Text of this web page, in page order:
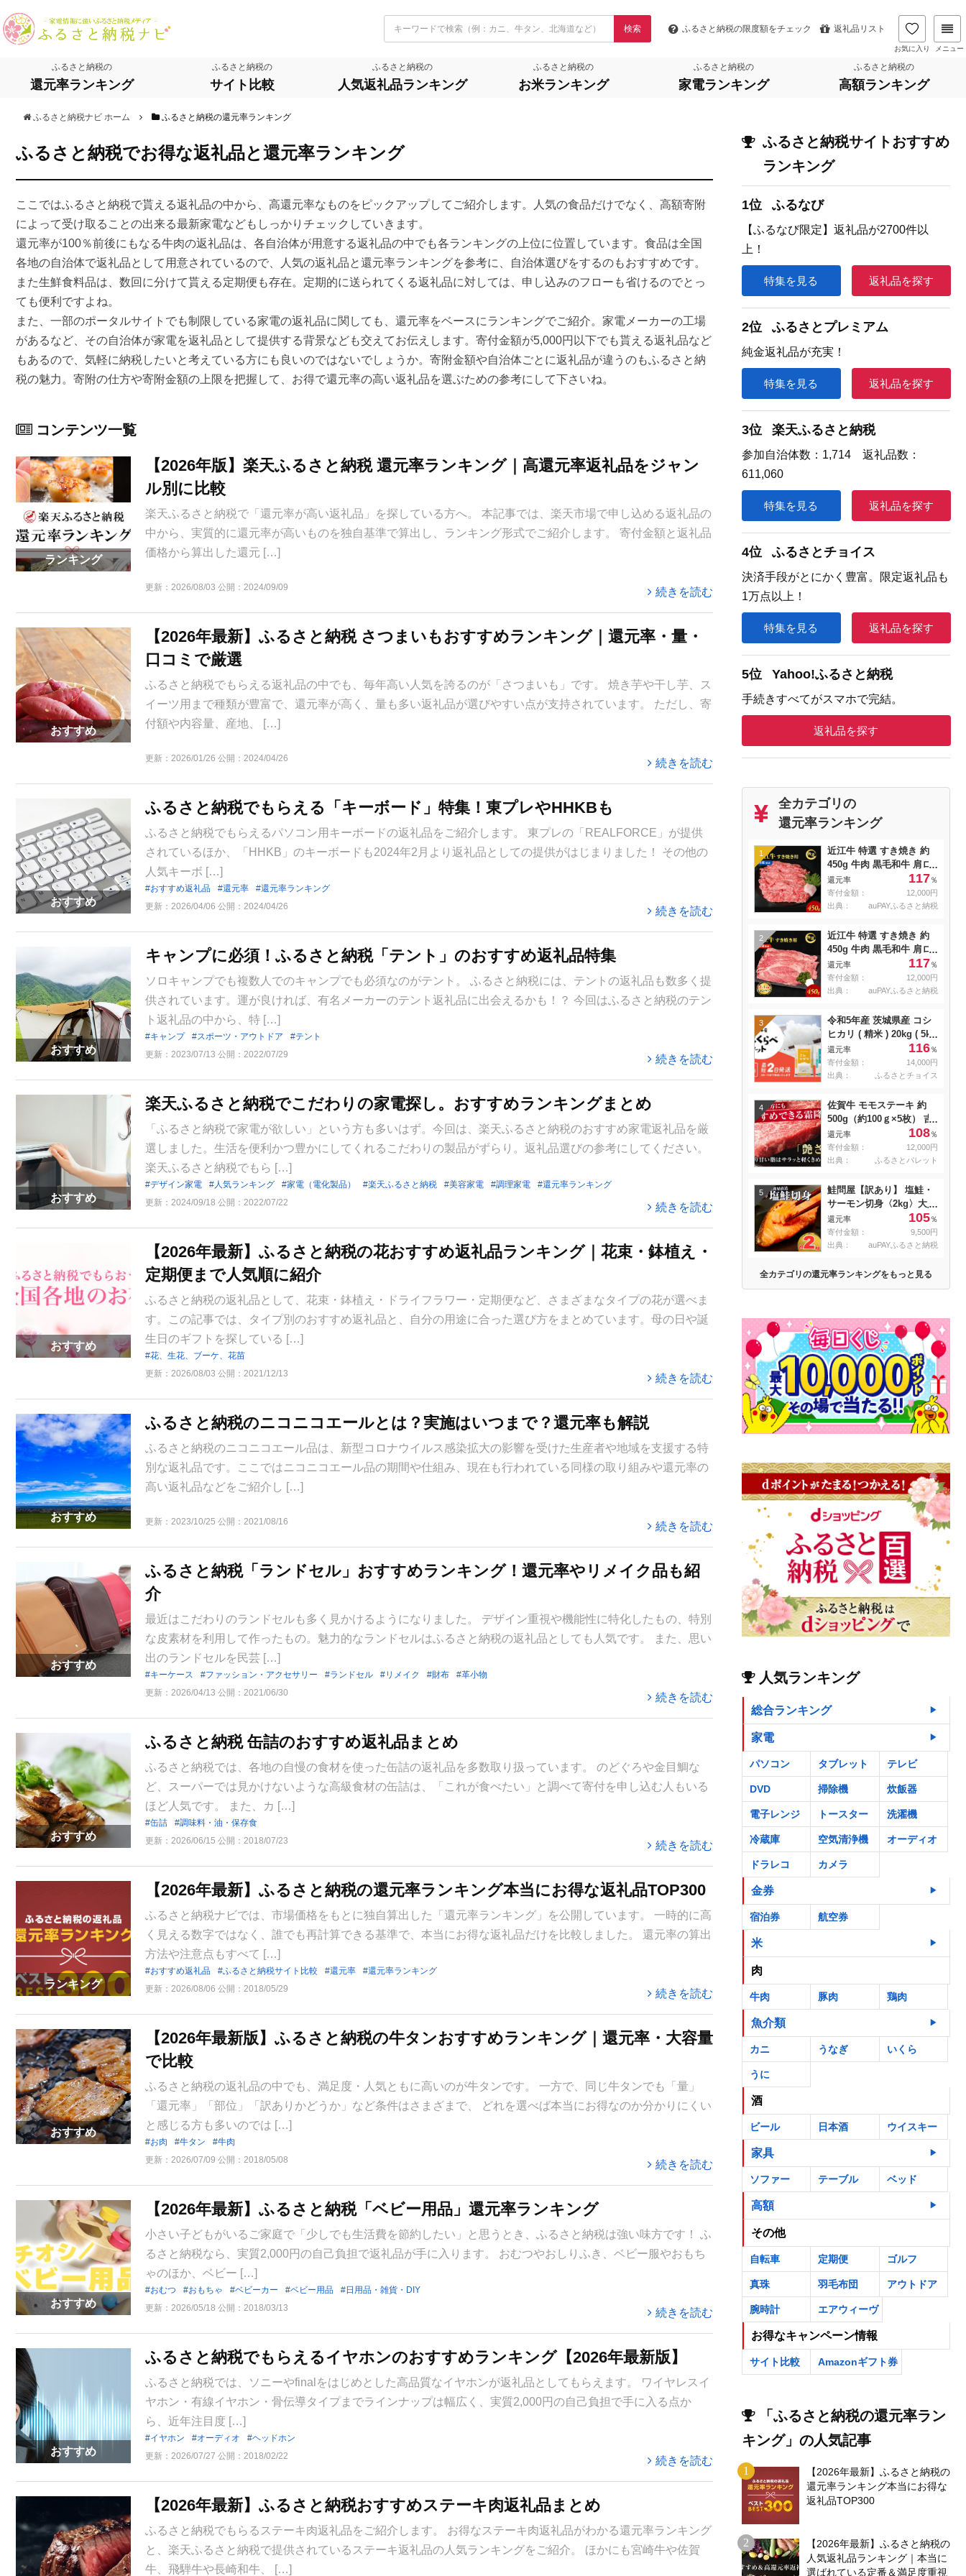
検索 ふるさと納税の限度額をチェック 返礼品リスト
お気に入り メニュー
ふるさと納税の
還元率ランキング
ふるさと納税の
サイト比較
ふるさと納税の
人気返礼品ランキング
ふるさと納税の
お米ランキング
ふるさと納税の
家電ランキング
ふるさと納税の
高額ランキング
ふるさと納税ナビ ホーム ふるさと納税の還元率ランキング
ふるさと納税でお得な返礼品と還元率ランキング
ここではふるさと納税で貰える返礼品の中から、高還元率なものをピックアップしてご紹介します。人気の食品だけでなく、高額寄附
によって受け取ることの出来る最新家電などもしっかりチェックしていきます。
還元率が100％前後にもなる牛肉の返礼品は、各自治体が用意する返礼品の中でも各ランキングの上位に位置しています。食品は全国
各地の自治体で返礼品として用意されているので、人気の返礼品と還元率ランキングを参考に、自治体選びをするのもおすすめです。
また生鮮食料品は、数回に分けて貰える定期便も存在。定期的に送られてくる返礼品に対しては、申し込みのフローも省けるのでとっ
ても便利ですよね。
また、一部のポータルサイトでも制限している家電の返礼品に関しても、還元率をベースにランキングでご紹介。家電メーカーの工場
があるなど、その自治体が家電を返礼品として提供する背景なども交えてお伝えします。寄付金額が5,000円以下でも貰える返礼品など
もあるので、気軽に納税したいと考えている方にも良いのではないでしょうか。寄附金額や自治体ごとに返礼品が違うのもふるさと納
税の魅力。寄附の仕方や寄附金額の上限を把握して、お得で還元率の高い返礼品を選ぶための参考にして下さいね。
コンテンツ一覧
【2026年版】楽天ふるさと納税 還元率ランキング｜高還元率返礼品をジャン
ル別に比較
楽天ふるさと納税で「還元率が高い返礼品」を探している方へ。 本記事では、楽天市場で申し込める返礼品の
中から、実質的に還元率が高いものを独自基準で算出し、ランキング形式でご紹介します。 寄付金額と返礼品
価格から算出した還元 […]
更新： 2026/08/03 公開： 2024/09/09 続きを読む
ランキング
【2026年最新】ふるさと納税 さつまいもおすすめランキング｜還元率・量・
口コミで厳選
ふるさと納税でもらえる返礼品の中でも、毎年高い人気を誇るのが「さつまいも」です。 焼き芋や干し芋、ス
イーツ用まで種類が豊富で、還元率が高く、量も多い返礼品が選びやすい点が支持されています。 ただし、寄
付額や内容量、産地、 […]
更新： 2026/01/26 公開： 2024/04/26 続きを読む
おすすめ
ふるさと納税でもらえる「キーボード」特集！東プレやHHKBも
ふるさと納税でもらえるパソコン用キーボードの返礼品をご紹介します。 東プレの「REALFORCE」が提供
されているほか、「HHKB」のキーボードも2024年2月より返礼品としての提供がはじまりました！ その他の
人気キーボ […]
おすすめ返礼品 還元率
還元率ランキング
更新： 2026/04/06 公開： 2024/04/26 続きを読む
おすすめ
キャンプに必須！ふるさと納税「テント」のおすすめ返礼品特集
ソロキャンプでも複数人でのキャンプでも必須なのがテント。 ふるさと納税には、テントの返礼品も数多く提
供されています。運が良ければ、有名メーカーのテント返礼品に出会えるかも！？ 今回はふるさと納税のテン
ト返礼品の中から、特 […]
キャンプ スポーツ・アウトドア
テント
更新： 2023/07/13 公開： 2022/07/29 続きを読む
おすすめ
楽天ふるさと納税でこだわりの家電探し。おすすめランキングまとめ
「ふるさと納税で家電が欲しい」という方も多いはず。今回は、楽天ふるさと納税のおすすめ家電返礼品を厳
選しました。生活を便利かつ豊かにしてくれるこだわりの製品がずらり。返礼品選びの参考にしてください。
楽天ふるさと納税でもら […]
デザイン家電 人気ランキング 家電（電化製品） 楽天ふるさと納税 美容家電 調理家電
還元率ランキング
更新： 2024/09/18 公開： 2022/07/22 続きを読む
おすすめ
【2026年最新】ふるさと納税の花おすすめ返礼品ランキング｜花束・鉢植え・
定期便まで人気順に紹介
ふるさと納税の返礼品として、花束・鉢植え・ドライフラワー・定期便など、さまざまなタイプの花が選べま
す。この記事では、タイプ別のおすすめ返礼品と、自分の用途に合った選び方をまとめています。母の日や誕
生日のギフトを探している […]
花、生花、ブーケ、花苗
更新： 2026/08/03 公開： 2021/12/13 続きを読む
おすすめ
ふるさと納税のニコニコエールとは？実施はいつまで？還元率も解説
ふるさと納税のニコニコエール品は、新型コロナウイルス感染拡大の影響を受けた生産者や地域を支援する特
別な返礼品です。ここではニコニコエール品の期間や仕組み、現在も行われている同様の取り組みや還元率の
高い返礼品などをご紹介し […]
更新： 2023/10/25 公開： 2021/08/16 続きを読む
おすすめ
ふるさと納税「ランドセル」おすすめランキング！還元率やリメイク品も紹
介
最近はこだわりのランドセルも多く見かけるようになりました。 デザイン重視や機能性に特化したもの、特別
な皮素材を利用して作ったもの。魅力的なランドセルはふるさと納税の返礼品としても人気です。 また、思い
出のランドセルを民芸 […]
キーケース ファッション・アクセサリー ランドセル リメイク 財布
革小物
更新： 2026/04/13 公開： 2021/06/30 続きを読む
おすすめ
ふるさと納税 缶詰のおすすめ返礼品まとめ
ふるさと納税では、各地の自慢の食材を使った缶詰の返礼品を多数取り扱っています。 のどぐろや金目鯛な
ど、スーパーでは見かけないような高級食材の缶詰は、「これが食べたい」と調べて寄付を申し込む人もいる
ほど人気です。 また、カ […]
缶詰
調味料・油・保存食
更新： 2026/06/15 公開： 2018/07/23 続きを読む
おすすめ
【2026年最新】ふるさと納税の還元率ランキング本当にお得な返礼品TOP300
ふるさと納税ナビでは、市場価格をもとに独自算出した「還元率ランキング」を公開しています。 一時的に高
く見える数字ではなく、誰でも再計算できる基準で、本当にお得な返礼品だけを比較しました。 還元率の算出
方法や注意点もすべて […]
おすすめ返礼品 ふるさと納税サイト比較 還元率
還元率ランキング
更新： 2026/08/06 公開： 2018/05/29 続きを読む
ランキング
【2026年最新版】ふるさと納税の牛タンおすすめランキング｜還元率・大容量
で比較
ふるさと納税の返礼品の中でも、満足度・人気ともに高いのが牛タンです。 一方で、同じ牛タンでも「量」
「還元率」「部位」「訳ありかどうか」など条件はさまざまで、 どれを選べば本当にお得なのか分かりにくい
と感じる方も多いのでは […]
お肉 牛タン
牛肉
更新： 2026/07/09 公開： 2018/05/08 続きを読む
おすすめ
【2026年最新】ふるさと納税「ベビー用品」還元率ランキング
小さい子どもがいるご家庭で「少しでも生活費を節約したい」と思うとき、ふるさと納税は強い味方です！ ふ
るさと納税なら、実質2,000円の自己負担で返礼品が手に入ります。 おむつやおしりふき、ベビー服やおもち
ゃのほか、ベビー […]
おむつ おもちゃ ベビーカー ベビー用品
日用品・雑貨・DIY
更新： 2026/05/18 公開： 2018/03/13 続きを読む
おすすめ
ふるさと納税でもらえるイヤホンのおすすめランキング【2026年最新版】
ふるさと納税では、ソニーやfinalをはじめとした高品質なイヤホンが返礼品としてもらえます。 ワイヤレスイ
ヤホン・有線イヤホン・骨伝導タイプまでラインナップは幅広く、実質2,000円の自己負担で手に入る点か
ら、近年注目度 […]
イヤホン オーディオ
ヘッドホン
更新： 2026/07/27 公開： 2018/02/22 続きを読む
おすすめ
【2026年最新】ふるさと納税おすすめステーキ肉返礼品まとめ
ふるさと納税でもらるステーキ肉返礼品をご紹介します。 お得なステーキ肉返礼品がわかる還元率ランキング
と、楽天ふるさと納税で提供されているステーキ返礼品の人気ランキングをご紹介。 ほかにも宮崎牛や佐賀
牛、飛騨牛や長崎和牛、 […]
ふるさと納税サイトおすすめ
ランキング
1位 ふるなび
【ふるなび限定】返礼品が2700件以
上！
特集を見る 返礼品を探す
2位 ふるさとプレミアム
純金返礼品が充実！
特集を見る 返礼品を探す
3位 楽天ふるさと納税
参加自治体数：1,714 返礼品数：
611,060
特集を見る 返礼品を探す
4位 ふるさとチョイス
決済手段がとにかく豊富。限定返礼品も
1万点以上！
特集を見る 返礼品を探す
5位 Yahoo!ふるさと納税
手続きすべてがスマホで完結。
返礼品を探す
全カテゴリの
還元率ランキング
1
近江牛 特選 すき焼き 約
450g 牛肉 黒毛和牛 肩ロ
ース モモ すきやき すき
焼き肉 すき焼き用 肉 お
肉 牛 和牛 納期 最長3カ月
還元率 117％
寄付金額：
12,000円
出典：
auPAYふるさと納税
2
近江牛 特選 すき焼き 約
450g 牛肉 黒毛和牛 肩ロ
ース モモ すきやき すき
焼き肉 すき焼き用 肉 お
肉 牛 和牛 納期 最長3カ月
還元率 117％
寄付金額：
12,000円
出典：
auPAYふるさと納税
3
令和5年産 茨城県産 コシ
ヒカリ ( 精米 ) 20kg ( 5kg
× 4袋 )
還元率 116％
寄付金額：
14,000円
出典：
ふるさとチョイス
4
佐賀牛 モモステーキ 約
500g（約100ｇ×5枚） 吉
野ヶ里町 [FDB057]
還元率 108％
寄付金額：
12,000円
出典：
ふるさとパレット
5
鮭問屋【訳あり】 塩鮭・
サーモン切身〈2kg〉大人
気 鮭 切り身 家計応援 不
揃い 鮭問屋直送
【MS03】
還元率 105％
寄付金額：
9,500円
出典：
auPAYふるさと納税
全カテゴリの還元率ランキングをもっと見る
人気ランキング
総合ランキング
家電
パソコン タブレット テレビ
DVD 掃除機 炊飯器
電子レンジ トースター 洗濯機
冷蔵庫 空気清浄機 オーディオ
ドラレコ カメラ
金券
宿泊券 航空券
米
肉
牛肉 豚肉 鶏肉
魚介類
カニ うなぎ いくら
うに
酒
ビール 日本酒 ウイスキー
家具
ソファー テーブル ベッド
高額
その他
自転車 定期便 ゴルフ
真珠 羽毛布団 アウトドア
腕時計 エアウィーヴ
お得なキャンペーン情報
サイト比較 Amazonギフト券
「ふるさと納税の還元率ラン
キング」の人気記事
【2026年最新】ふるさと納税の
還元率ランキング本当にお得な
返礼品TOP300
【2026年最新】ふるさと納税の
人気返礼品ランキング｜本当に
選ばれている定番＆満足度重視